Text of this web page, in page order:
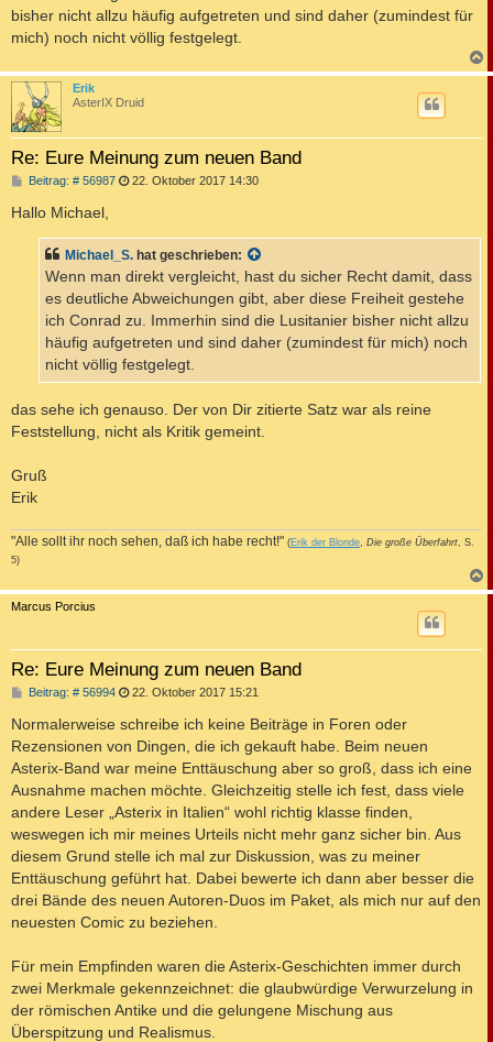
bisher nicht allzu häufig aufgetreten und sind daher (zumindest für
mich) noch nicht völlig festgelegt.
a
Erik
AsterIX Druid
Re: Eure Meinung zum neuen Band
Beitrag: # 56987B
r
g
22. Oktober 2017 14:30
Hallo Michael,
Michael_S. hat geschrieben:
Wenn man direkt vergleicht, hast du sicher Recht damit, dass
es deutliche Abweichungen gibt, aber diese Freiheit gestehe
ich Conrad zu. Immerhin sind die Lusitanier bisher nicht allzu
häufig aufgetreten und sind daher (zumindest für mich) noch
nicht völlig festgelegt.
das sehe ich genauso. Der von Dir zitierte Satz war als reine
Feststellung, nicht als Kritik gemeint.
Gruß
Erik
"Alle sollt ihr noch sehen, daß ich habe recht!" (Erik der Blonde, Die große Überfahrt, S.
5)
a
Marcus Porcius
Re: Eure Meinung zum neuen Band
Beitrag: # 56994B
r
g
22. Oktober 2017 15:21
Normalerweise schreibe ich keine Beiträge in Foren oder
Rezensionen von Dingen, die ich gekauft habe. Beim neuen
Asterix-Band war meine Enttäuschung aber so groß, dass ich eine
Ausnahme machen möchte. Gleichzeitig stelle ich fest, dass viele
andere Leser „Asterix in Italien“ wohl richtig klasse finden,
weswegen ich mir meines Urteils nicht mehr ganz sicher bin. Aus
diesem Grund stelle ich mal zur Diskussion, was zu meiner
Enttäuschung geführt hat. Dabei bewerte ich dann aber besser die
drei Bände des neuen Autoren-Duos im Paket, als mich nur auf den
neuesten Comic zu beziehen.
Für mein Empfinden waren die Asterix-Geschichten immer durch
zwei Merkmale gekennzeichnet: die glaubwürdige Verwurzelung in
der römischen Antike und die gelungene Mischung aus
Überspitzung und Realismus.